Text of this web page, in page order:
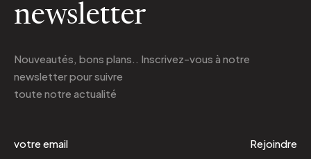
newsletter
Nouveautés, bons plans.. Inscrivez-vous à notre
newsletterpour suivre
toute notre actualité
Rejoindre